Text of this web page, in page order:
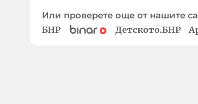
Или проверете още от нашите
БНР Детското.БНР